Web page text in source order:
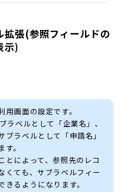
拡張(参照フィールドの
示)
用画面の設定です。
ラベルとして「企業名」、
ブラベルとして「申請名」
。
とによって、参照先のレコ
くても、サブラベルフィー
きるようになります。